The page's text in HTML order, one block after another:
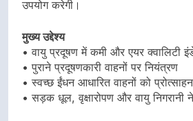
उपयोग करेगी।
मुख्य उद्देश्य
• वायु प्रदूषण में कमी और एयर क्वालिटी
• पुराने प्रदूषणकारी वाहनों पर नियंत्रण
• स्वच्छ ईंधन आधारित वाहनों को प्रोत्साहन
• सड़क धूल, वृक्षारोपण और वायु निगरानी